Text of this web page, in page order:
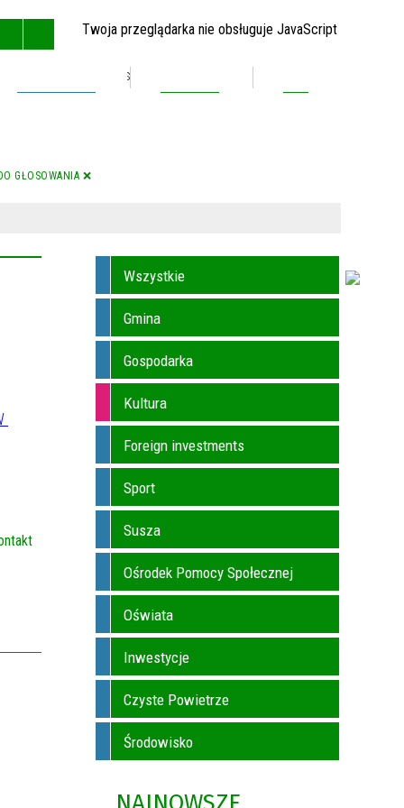
Twoja przeglądarka nie obsługuje JavaScript
MAPA STRONY
GŁOSOWANIA ❌
Wszystkie
Gmina
Gospodarka
Kultura
Foreign investments
Sport
Susza
Ośrodek Pomocy Społecznej
Oświata
Inwestycje
Czyste Powietrze
Środowisko